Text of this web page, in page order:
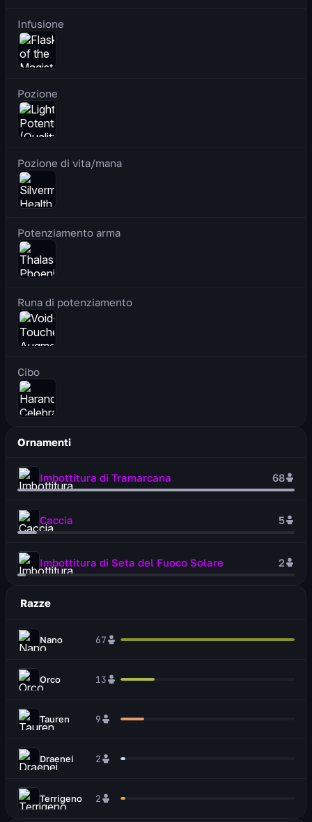
Infusione
Pozione
Pozione di vita/mana
Potenziamento arma
Runa di potenziamento
Cibo
Ornamenti
Imbottitura di Tramarcana 68
Caccia 5
Imbottitura di Seta del Fuoco Solare 2
Razze
Nano 67
Orco 13
Tauren 9
Draenei 2
Terrigeno 2